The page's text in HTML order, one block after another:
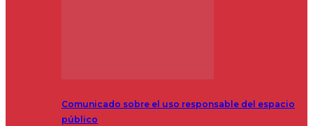
Comunicado sobre el uso responsable del espacio
público